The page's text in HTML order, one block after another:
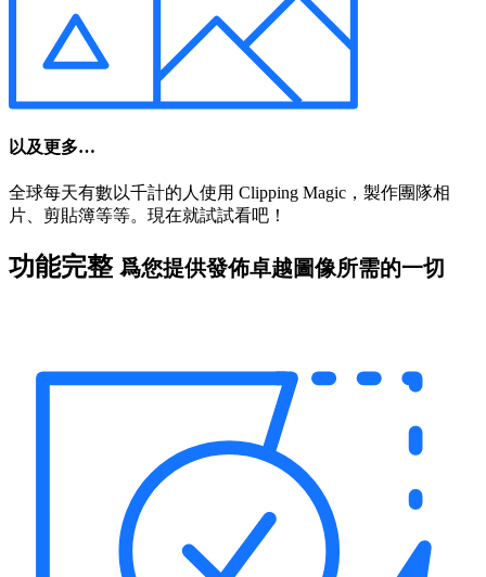
以及更多…
全球每天有數以千計的人使用 Clipping Magic，製作團隊相
片、剪貼簿等等。現在就試試看吧！
功能完整 爲您提供發佈卓越圖像所需的一切